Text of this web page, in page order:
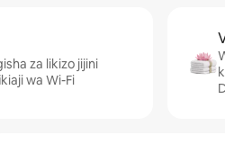
za likizo jijini
wa Wi-Fi